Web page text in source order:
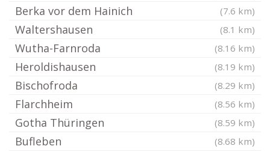
Berka vor dem Hainich (7.6 km)
Waltershausen (8.1 km)
Wutha-Farnroda (8.16 km)
Heroldishausen (8.19 km)
Bischofroda (8.29 km)
Flarchheim (8.56 km)
Gotha Thüringen (8.59 km)
Bufleben (8.68 km)